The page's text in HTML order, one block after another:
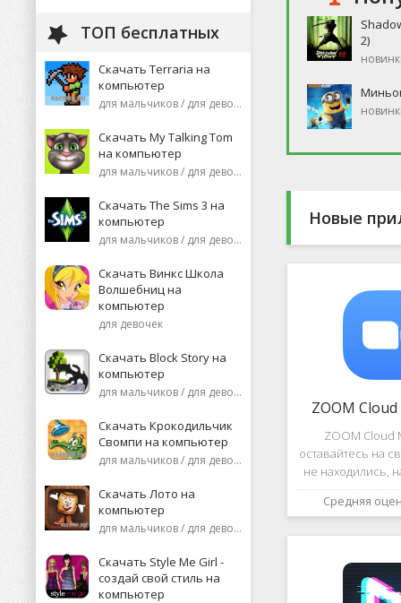
ТОП бесплатных
Скачать Terraria на
компьютер
для мальчиков / для девочек
Скачать My Talking Tom
на компьютер
для мальчиков / для девочек
Скачать The Sims 3 на
компьютер
для мальчиков / для девочек
Скачать Винкс Школа
Волшебниц на
компьютер
для девочек
Скачать Block Story на
компьютер
для мальчиков / для девочек
Скачать Крокодильчик
Свомпи на компьютер
для мальчиков / для девочек
Скачать Лото на
компьютер
для мальчиков / для девочек
Скачать Style Me Girl -
создай свой стиль на
компьютер
2)
Новые
ZOOM
ZOOM Cloud
оставайтесь на
не находились,
или
Средняя